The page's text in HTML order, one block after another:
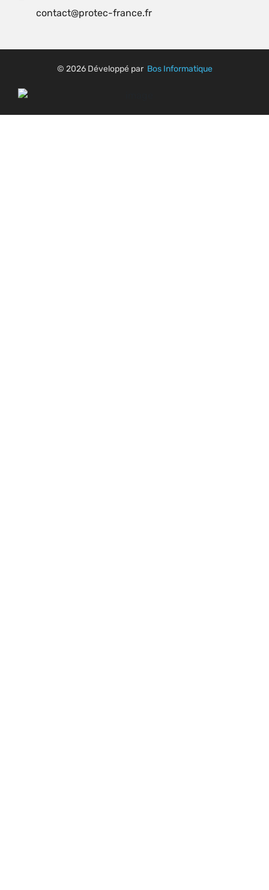
contact@protec-france.fr
© 2026 Développé par Bos Informatique